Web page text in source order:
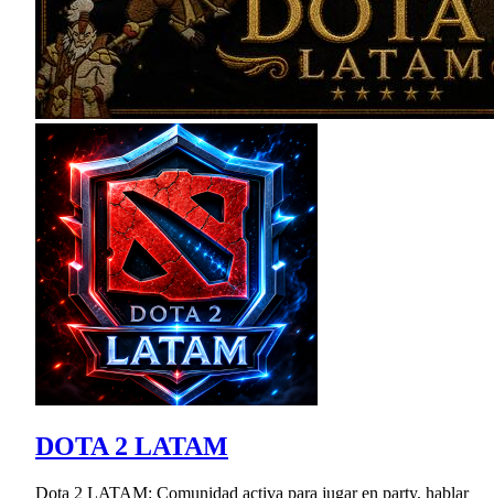
DOTA 2 LATAM
Dota 2 LATAM: Comunidad activa para jugar en party, hablar